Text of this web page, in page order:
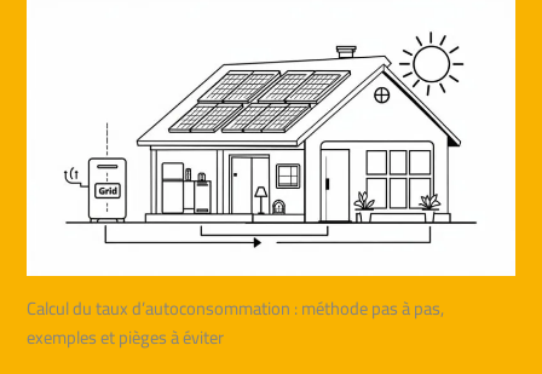
Calcul du taux d’autoconsommation : méthode pas à pas,
exemples et pièges à éviter